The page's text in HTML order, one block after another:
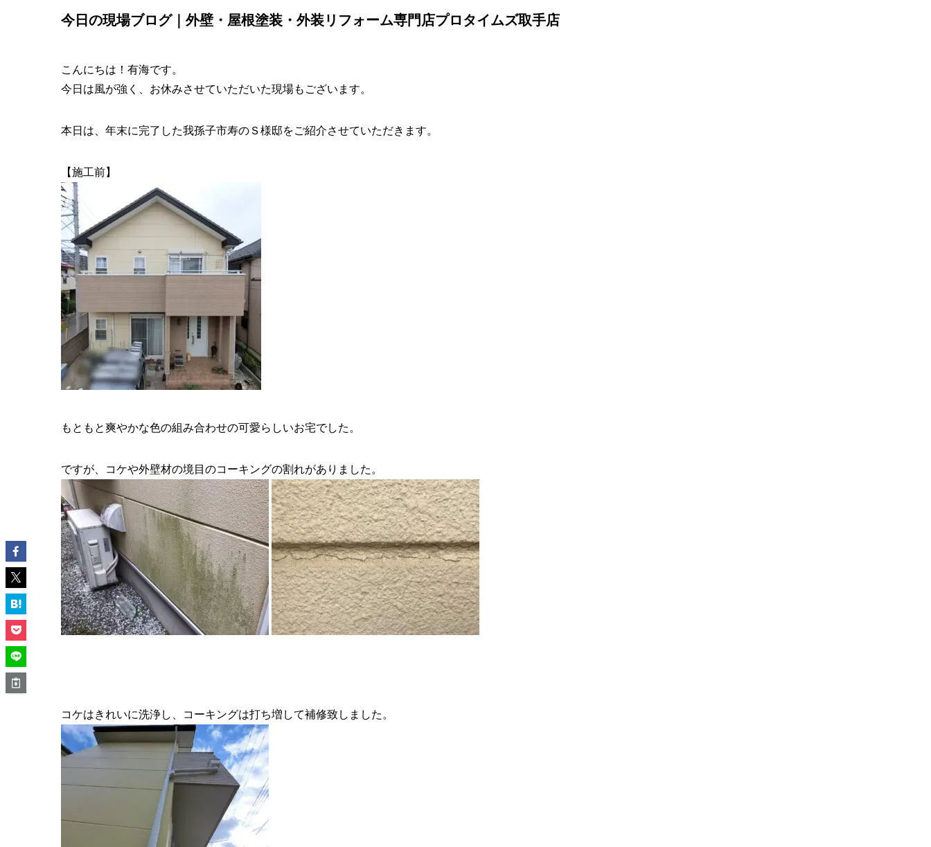
今日の現場ブログ｜外壁・屋根塗装・外装リフォーム専門店プロタイムズ取手店
こんにちは！有海です。
今日は風が強く、お休みさせていただいた現場もございます。
本日は、年末に完了した我孫子市寿のＳ様邸をご紹介させていただきます。
【施工前】
もともと爽やかな色の組み合わせの可愛らしいお宅でした。
ですが、コケや外壁材の境目のコーキングの割れがありました。
コケはきれいに洗浄し、コーキングは打ち増して補修致しました。